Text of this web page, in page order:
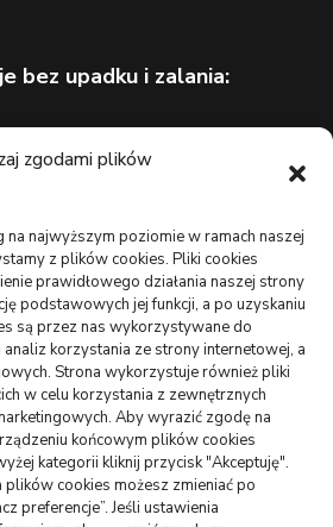
zgodami plików
na najwyższym poziomie w ramach naszej
z plików cookies. Pliki cookies
prawidłowego działania naszej strony
podstawowych jej funkcji, a po uzyskaniu
są przez nas wykorzystywane do
korzystania ze strony internetowej, a
Strona wykorzystuje również pliki
w celu korzystania z zewnętrznych
Aby wyrazić zgodę na
końcowym plików cookies
kategorii kliknij przycisk "Akceptuję".
cookies możesz zmieniać po
preferencje”. Jeśli ustawienia
bez upadku i zalania:
bez rozpoznawalnej marki
wakacjach: gdzie szukać
przez Agencję Ochrony Votum z
wybór smacznych zagryzek
kosztów podczas